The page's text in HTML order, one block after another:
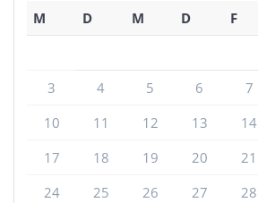
M D M D F
3
4 5 6 7
10
11 12 13 14
17
18 19 20 21
24
25 26 27 28